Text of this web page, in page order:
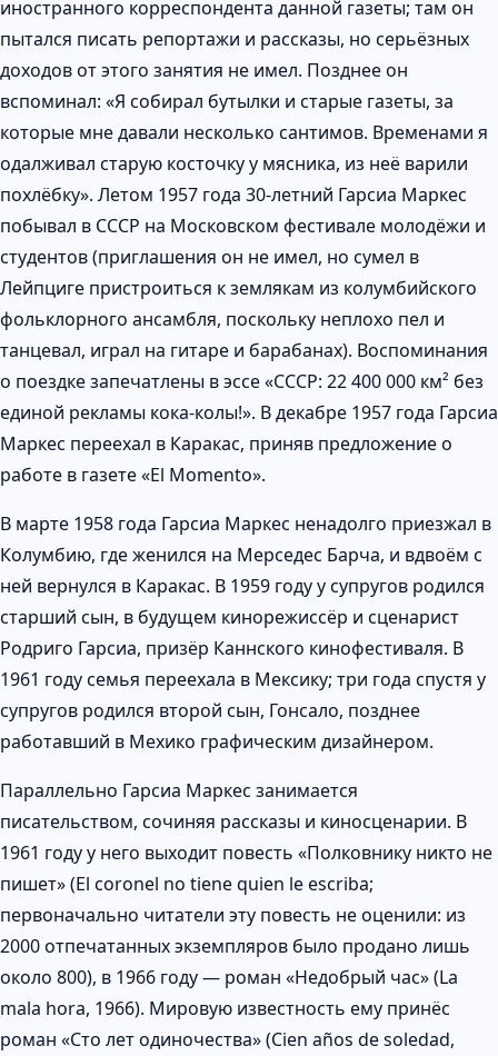
иностранного корреспондента данной газеты; там он
пытался писать репортажи и рассказы, но серьёзных
доходов от этого занятия не имел. Позднее он
вспоминал: «Я собирал бутылки и старые газеты, за
которые мне давали несколько сантимов. Временами я
одалживал старую косточку у мясника, из неё варили
похлёбку». Летом 1957 года 30-летний Гарсиа Маркес
побывал в СССР на Московском фестивале молодёжи и
студентов (приглашения он не имел, но сумел в
Лейпциге пристроиться к землякам из колумбийского
фольклорного ансамбля, поскольку неплохо пел и
танцевал, играл на гитаре и барабанах). Воспоминания
о поездке запечатлены в эссе «СССР: 22 400 000 км² без
единой рекламы кока-колы!». В декабре 1957 года Гарсиа
Маркес переехал в Каракас, приняв предложение о
работе в газете «El Momento».
В марте 1958 года Гарсиа Маркес ненадолго приезжал в
Колумбию, где женился на Мерседес Барча, и вдвоём с
ней вернулся в Каракас. В 1959 году у супругов родился
старший сын, в будущем кинорежиссёр и сценарист
Родриго Гарсиа, призёр Каннского кинофестиваля. В
1961 году семья переехала в Мексику; три года спустя у
супругов родился второй сын, Гонсало, позднее
работавший в Мехико графическим дизайнером.
Параллельно Гарсиа Маркес занимается
писательством, сочиняя рассказы и киносценарии. В
1961 году у него выходит повесть «Полковнику никто не
пишет» (El coronel no tiene quien le escriba;
первоначально читатели эту повесть не оценили: из
2000 отпечатанных экземпляров было продано лишь
около 800), в 1966 году — роман «Недобрый час» (La
mala hora, 1966). Мировую известность ему принёс
роман «Сто лет одиночества» (Cien años de soledad,